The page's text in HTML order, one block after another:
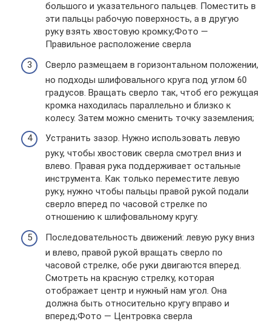
большого и указательного пальцев. Поместить в
эти пальцы рабочую поверхность, а в другую
руку взять хвостовую кромку;Фото —
Правильное расположение сверла
Сверло размещаем в горизонтальном положении,
но подходы шлифовального круга под углом 60
градусов. Вращать сверло так, чтоб его режущая
кромка находилась параллельно и близко к
колесу. Затем можно сменить точку заземления;
Устранить зазор. Нужно использовать левую
руку, чтобы хвостовик сверла смотрел вниз и
влево. Правая рука поддерживает остальные
инструмента. Как только переместите левую
руку, нужно чтобы пальцы правой рукой подали
сверло вперед по часовой стрелке по
отношению к шлифовальному кругу.
Последовательность движений: левую руку вниз
и влево, правой рукой вращать сверло по
часовой стрелке, обе руки двигаются вперед.
Смотреть на красную стрелку, которая
отображает центр и нужный нам угол. Она
должна быть относительно кругу вправо и
вперед;Фото — Центровка сверла